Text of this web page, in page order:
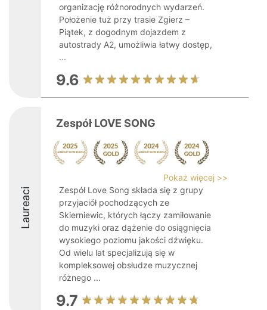
organizację różnorodnych wydarzeń.
Położenie tuż przy trasie Zgierz –
Piątek, z dogodnym dojazdem z
autostrady A2, umożliwia łatwy dostęp,
...
9.6
Laureaci
Zespół LOVE SONG
Pokaż więcej >>
Zespół Love Song składa się z grupy
przyjaciół pochodzących ze
Skierniewic, których łączy zamiłowanie
do muzyki oraz dążenie do osiągnięcia
wysokiego poziomu jakości dźwięku.
Od wielu lat specjalizują się w
kompleksowej obsłudze muzycznej
różnego ...
9.7